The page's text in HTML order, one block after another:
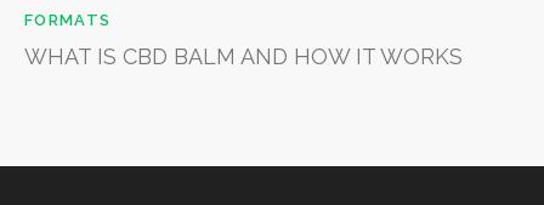
FORMATS
WHAT IS CBD BALM AND HOW IT WORKS